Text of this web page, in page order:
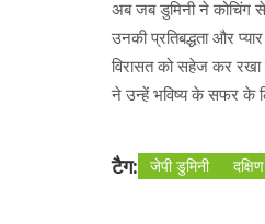
अब जब डुमिनी ने कोचिंग से
उनकी प्रतिबद्धता और
विरासत को सहेज कर रखा
ने उन्हें भविष्य के सफर के
टैग: जेपी डुमिनी